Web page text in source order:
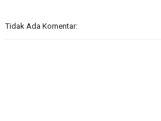
Tidak Ada Komentar: